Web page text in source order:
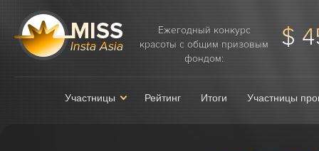
Ежегодный конкурс
красоты с общим призовым
фондом:
$
Участницы Рейтинг Итоги Участницы